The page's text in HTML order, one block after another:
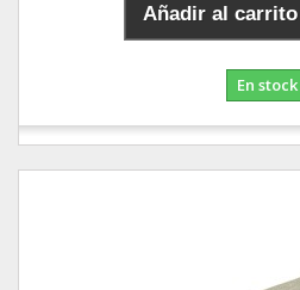
Añadir al carrito
En stock